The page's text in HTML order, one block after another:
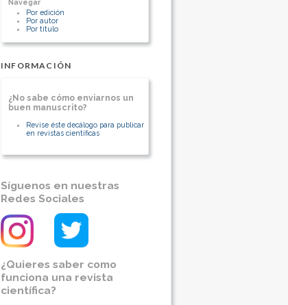
[Ver otros artículos de este autor]
Navegar
Por edición
Por autor
Por título
INFORMACIÓN
¿No sabe cómo enviarnos un
buen manuscrito?
Revise éste decálogo para publicar
en revistas científicas
Síguenos en nuestras
Redes Sociales
¿Quieres saber como
funciona una revista
científica?